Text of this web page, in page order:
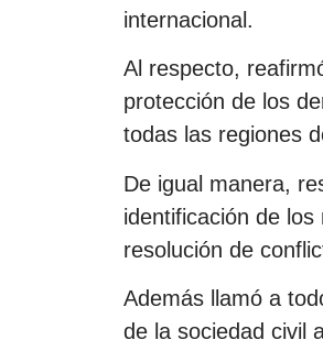
internacional.
Al respecto,
protección de los
todas las regiones
De igual manera,
identificación de
resolución de
Además llamó a
de la sociedad civil